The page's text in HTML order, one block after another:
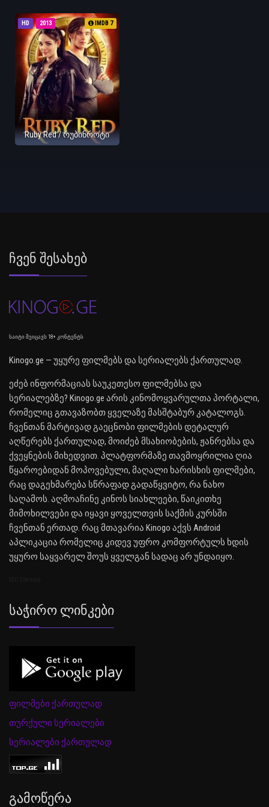
HD 2013 IMDB 7
Ruby Red / რუბინროტი
Ჩვენ Შესახებ
საიტი შეიცავს 18+ კონტენტს
Kinogo.ge — უყურე ფილმებს და სერიალებს ქართულად.
ეძებ ინფორმაციას საუკეთესო ფილმებსა და
სერიალებზე? Kinogo.ge არის კინომოყვარულთა პორტალი,
რომელიც გთავაზობთ ყველაზე მასშტაბურ კატალოგს.
ჩვენთან მარტივად გაეცნობი ფილმების დეტალურ
აღწერებს ქართულად, მოიძებ მსახიობების, ჟანრებსა და
ქვეყნების მიხედვით. პლატფორმაზე თავმოყრილია ღია
წყაროებიდან მოპოვებული, მაღალი ხარისხის ფილმები,
რაც დაგეხმარება სწრაფად გადაწყვიტო, რა ნახო
საღამოს. აღმოაჩინე კინოს სიახლეები, წაიკითხე
მიმოხილვები და იყავი ყოველთვის საქმის კურსში
ჩვენთან ერთად. რაც მთავარია Kinogo აქვს Android
აპლიკაცია რომელიც კიდევ უფრო კომფორტულს ხდის
უყურო საყვარელ შოუს ყველგან სადაც არ უნდაიყო.
Საჭირო Ლინკები
ფილმები ქართულად
თურქული სერიალები
სერიალები ქართულად
Გამოწერა